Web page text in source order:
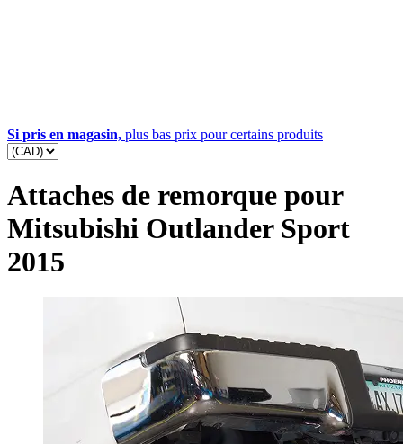
Si pris en magasin, plus bas prix pour certains produits
Attaches de remorque pour
Mitsubishi Outlander Sport
2015